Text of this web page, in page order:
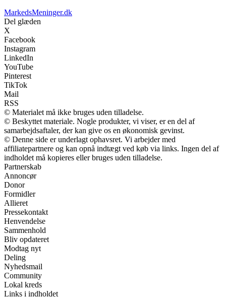
MarkedsMeninger.dk
Del glæden
X
Facebook
Instagram
LinkedIn
YouTube
Pinterest
TikTok
Mail
RSS
© Materialet må ikke bruges uden tilladelse.
© Beskyttet materiale. Nogle produkter, vi viser, er en del af
samarbejdsaftaler, der kan give os en økonomisk gevinst.
© Denne side er underlagt ophavsret. Vi arbejder med
affiliatepartnere og kan opnå indtægt ved køb via links. Ingen del af
indholdet må kopieres eller bruges uden tilladelse.
Partnerskab
Annoncør
Donor
Formidler
Allieret
Pressekontakt
Henvendelse
Sammenhold
Bliv opdateret
Modtag nyt
Deling
Nyhedsmail
Community
Lokal kreds
Links i indholdet